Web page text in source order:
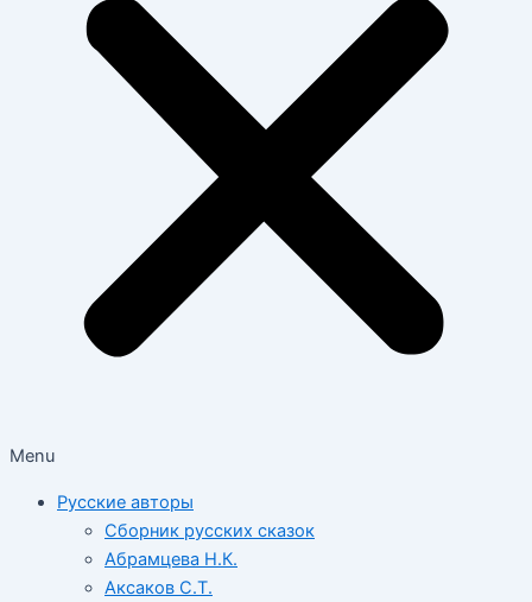
Menu
Русские авторы
Сборник русских сказок
Абрамцева Н.К.
Аксаков С.Т.